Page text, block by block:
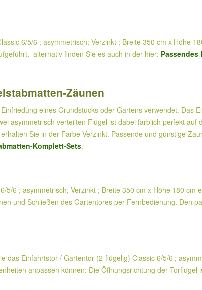
6/5/6 ; asymmetrisch; Verzinkt ; Breite 350 cm x Höhe
alternativ finden Sie es auch in der hier: Passendes
Zäunen
eines Grundstücks oder Gartens verwendet. Das
asymmetrisch verteilten Flügel ist dabei farblich perfekt auf
Sie in der Farbe Verzinkt. Passende und günstige
Komplett-Sets.
6 ; asymmetrisch; Verzinkt ; Breite 350 cm x Höhe 180 cm
und Schließen des Gartentores per Fernbedienung. Den
das Einfahrtstor / Gartentor (2-flügelig) Classic 6/5/6 ;
anpassen können: Die Öffnungsrichtung der Torflügel